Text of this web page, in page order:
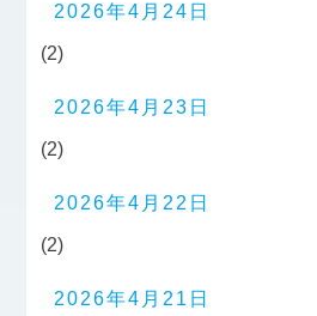
2026年4月24日
(2)
2026年4月23日
(2)
2026年4月22日
(2)
2026年4月21日